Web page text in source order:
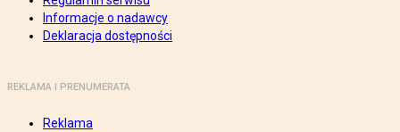
Informacje o nadawcy
Deklaracja dostępności
REKLAMA I PRENUMERATA
Reklama